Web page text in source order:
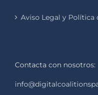
Aviso Legal y Política
Contacta con nosotros: